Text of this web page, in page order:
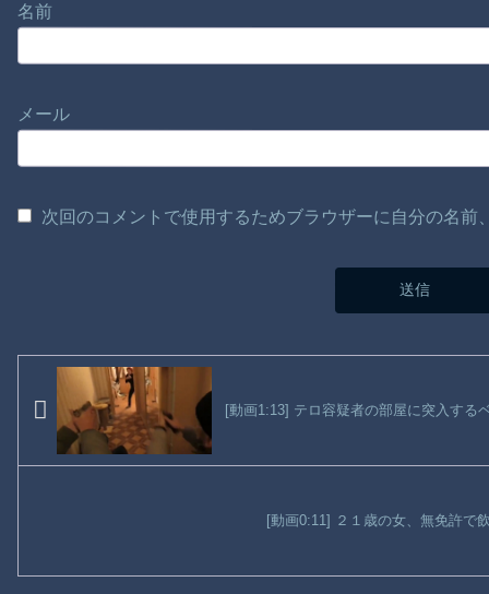
名前
メール
次回のコメントで使用するためブラウザーに自分の名
[動画1:13] テロ容疑者の部屋に突入する
[動画0:11] ２１歳の女、無免許で